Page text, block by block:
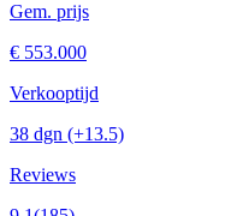
Gem. prijs
€ 553.000
Verkooptijd
38 dgn (+13.5)
Reviews